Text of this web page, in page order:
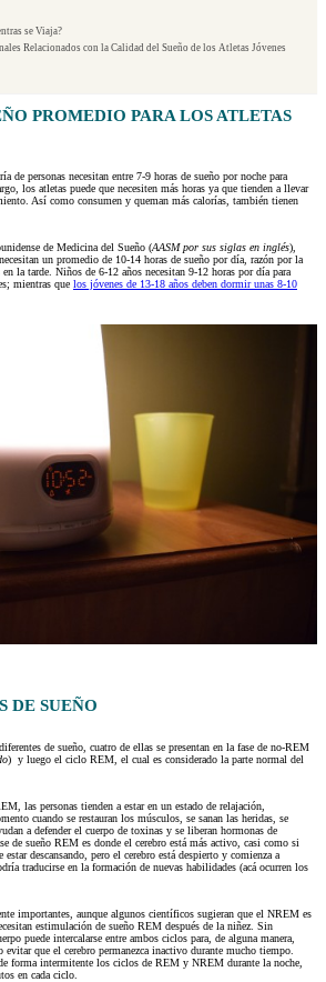
se Viaja?
Relacionados con la Calidad del Sueño de los Atletas Jóvenes
PROMEDIO PARA LOS ATLETAS
de personas necesitan entre 7-9 horas de sueño por noche para
los atletas puede que necesiten más horas ya que tienden a llevar
Así como consumen y queman más calorías, también tienen
de Medicina del Sueño (AASM por sus siglas en inglés),
un promedio de 10-14 horas de sueño por día, razón por la
la tarde. Niños de 6-12 años necesitan 9-12 horas por día para
mientras que los jóvenes de 13-18 años deben dormir unas 8-10
DE SUEÑO
de sueño, cuatro de ellas se presentan en la fase de no-REM
) y luego el ciclo REM, el cual es considerado la parte normal del
las personas tienden a estar en un estado de relajación,
cuando se restauran los músculos, se sanan las heridas, se
a defender el cuerpo de toxinas y se liberan hormonas de
de sueño REM es donde el cerebro está más activo, casi como si
descansando, pero el cerebro está despierto y comienza a
traducirse en la formación de nuevas habilidades (acá ocurren los
importantes, aunque algunos científicos sugieran que el NREM es
estimulación de sueño REM después de la niñez. Sin
puede intercalarse entre ambos ciclos para, de alguna manera,
evitar que el cerebro permanezca inactivo durante mucho tiempo.
forma intermitente los ciclos de REM y NREM durante la noche,
en cada ciclo.